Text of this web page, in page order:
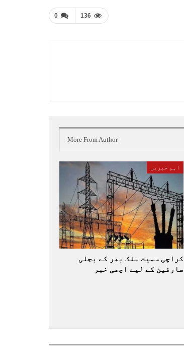
0 136
More From Author
اہم خبریں
کراچی سمیت ملک بھر کے بجلی
صارفین کے لیے اچھی خبر